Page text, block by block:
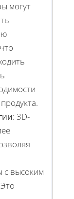
могут
: 3D-
с высоким